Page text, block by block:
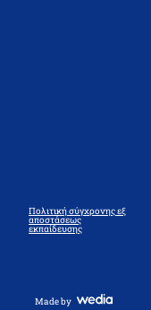
Made by
Πολιτική σύγχρονης εξ
αποστάσεως
εκπαίδευσης